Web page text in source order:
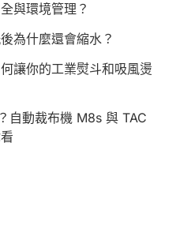
與環境管理？
為什麼還會縮水？
讓你的工業熨斗和吸風燙
自動裁布機 M8s 與 TAC